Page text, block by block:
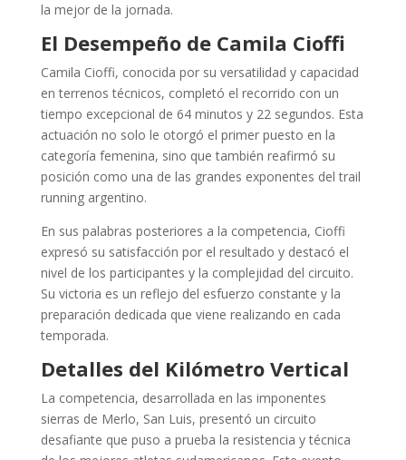
la mejor de la jornada.
El Desempeño de Camila Cioffi
Camila Cioffi, conocida por su versatilidad y capacidad
en terrenos técnicos, completó el recorrido con un
tiempo excepcional de 64 minutos y 22 segundos. Esta
actuación no solo le otorgó el primer puesto en la
categoría femenina, sino que también reafirmó su
posición como una de las grandes exponentes del trail
running argentino.
En sus palabras posteriores a la competencia, Cioffi
expresó su satisfacción por el resultado y destacó el
nivel de los participantes y la complejidad del circuito.
Su victoria es un reflejo del esfuerzo constante y la
preparación dedicada que viene realizando en cada
temporada.
Detalles del Kilómetro Vertical
La competencia, desarrollada en las imponentes
sierras de Merlo, San Luis, presentó un circuito
desafiante que puso a prueba la resistencia y técnica